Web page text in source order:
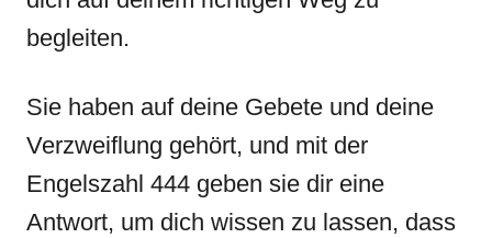
begleiten.
Sie haben auf deine Gebete und deine
Verzweiflung gehört, und mit der
Engelszahl 444 geben sie dir eine
Antwort, um dich wissen zu lassen, dass